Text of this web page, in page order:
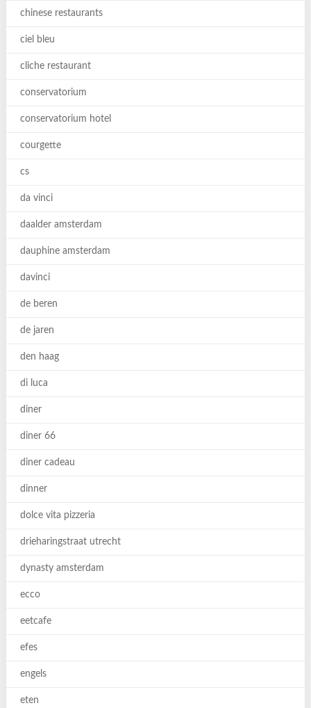
chinese restaurants
ciel bleu
cliche restaurant
conservatorium
conservatorium hotel
courgette
cs
da vinci
daalder amsterdam
dauphine amsterdam
davinci
de beren
de jaren
den haag
di luca
diner
diner 66
diner cadeau
dinner
dolce vita pizzeria
drieharingstraat utrecht
dynasty amsterdam
ecco
eetcafe
efes
engels
eten